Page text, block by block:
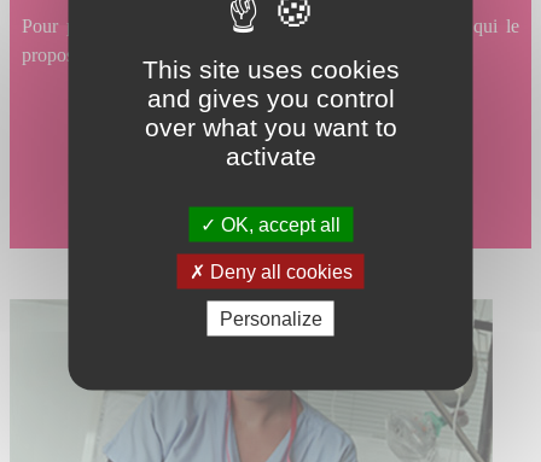
Pour prendre un rendez-vous en ligne avec un service qui le
propose, cliquez ici.This site uses cookies
and gives you control
over what you want to
activate
OK, accept all
Deny all cookies
Personalize